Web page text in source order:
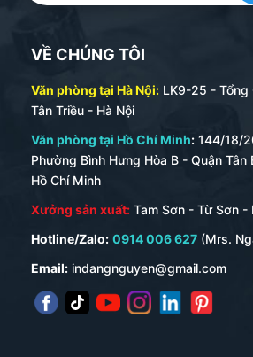
VỀ CHÚNG TÔI
Văn phòng tại Hà Nội: LK9-25 - Tổng
Tân Triều - Hà Nội
Văn phòng tại Hồ Chí Minh: 144/18/
Phường Bình Hưng Hòa B - Quận Tân
Hồ Chí Minh
Xưởng sản xuất: Tam Sơn - Từ Sơn -
Hotline/Zalo: 0914 006 627 (Mrs.
Email: indangnguyen@gmail.com